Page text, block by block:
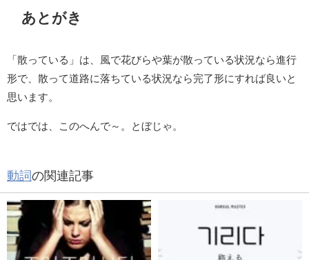
あとがき
「散っている」は、風で花びらや葉が散っている状況なら進行
形で、散って道路に落ちている状況なら完了形にすれば良いと
思います。
ではでは、このへんで～。とぼじゃ。
動詞の関連記事